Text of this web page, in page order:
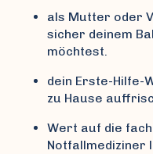
als Mutter oder
sicher deinem
möchtest.
dein Erste-Hilfe-
zu Hause
Wert auf die
Notfallmediziner